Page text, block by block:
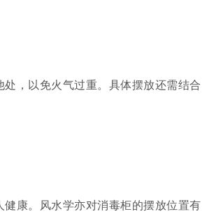
，以免火气过重。具体摆放还需结合
康。风水学亦对消毒柜的摆放位置有